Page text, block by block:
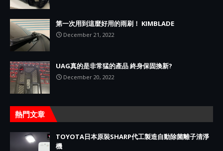
第一次用到這麼好用的雨刷！ KIMBLADE
December 21, 2022
UAG真的是非常猛的產品 終身保固換新?
December 20, 2022
熱門文章
TOYOTA日本原裝SHARP代工製造自動除菌離子清淨
機